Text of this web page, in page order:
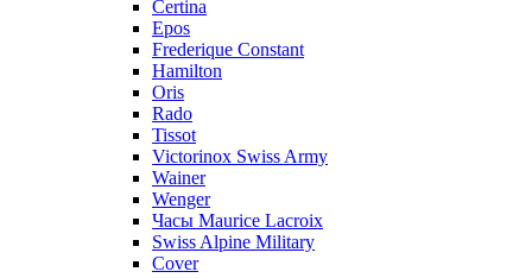
Certina
Epos
Frederique Constant
Hamilton
Oris
Rado
Tissot
Victorinox Swiss Army
Wainer
Wenger
Часы Maurice Lacroix
Swiss Alpine Military
Cover